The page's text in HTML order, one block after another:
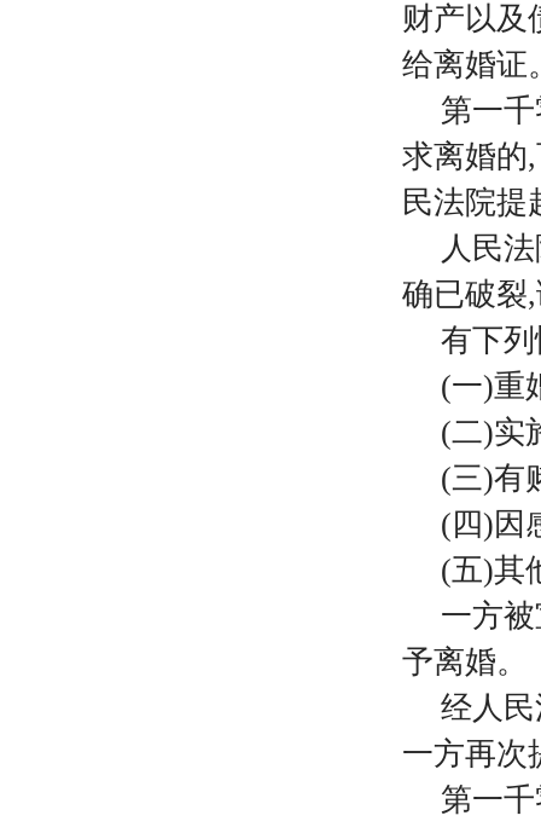
财产以及
给离婚证
第一
求离婚的
民法院提
人民
确已破裂
有下
(一)重
(二)实
(三)有
(四)因
(五)其
一方
予离婚。
经人
一方再次
第一